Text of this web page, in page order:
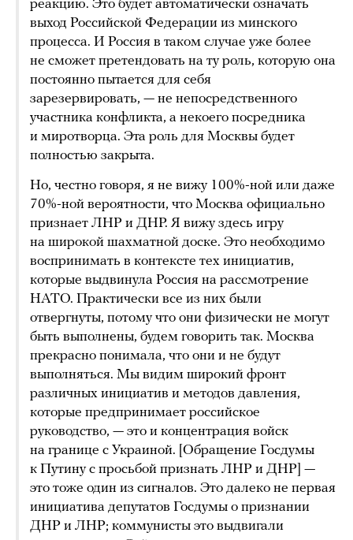
реакцию. Это будет автоматически означать
выход Российской Федерации из минского
процесса. И Россия в таком случае уже более
не сможет претендовать на ту роль, которую она
постоянно пытается для себя
зарезервировать, — не непосредственного
участника конфликта, а некоего посредника
и миротворца. Эта роль для Москвы будет
полностью закрыта.
Но, честно говоря, я не вижу 100%-ной или даже
70%-ной вероятности, что Москва официально
признает ЛНР и ДНР. Я вижу здесь игру
на широкой шахматной доске. Это необходимо
воспринимать в контексте тех инициатив,
которые выдвинула Россия на рассмотрение
НАТО. Практически все из них были
отвергнуты, потому что они физически не могут
быть выполнены, будем говорить так. Москва
прекрасно понимала, что они и не будут
выполняться. Мы видим широкий фронт
различных инициатив и методов давления,
которые предпринимает российское
руководство, — это и концентрация войск
на границе с Украиной. [Обращение Госдумы
к Путину с просьбой признать ЛНР и ДНР] —
это тоже один из сигналов. Это далеко не первая
инициатива депутатов Госдумы о признании
ДНР и ЛНР; коммунисты это выдвигали